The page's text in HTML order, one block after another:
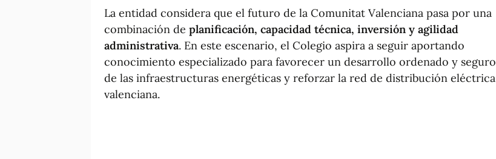
La entidad considera que el futuro de la Comunitat Valenciana pasa por una
combinación de planificación, capacidad técnica, inversión y agilidad
administrativa. En este escenario, el Colegio aspira a seguir aportando
conocimiento especializado para favorecer un desarrollo ordenado y seguro
de las infraestructuras energéticas y reforzar la red de distribución eléctrica
valenciana.